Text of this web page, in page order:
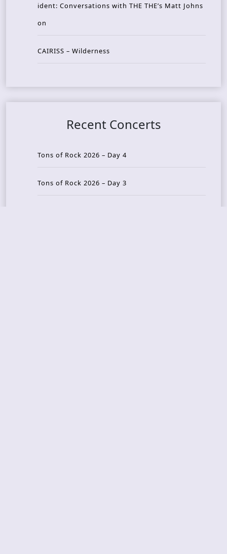
ident: Conversations with THE THE’s Matt Johns
on
CAIRISS – Wilderness
Recent Concerts
Tons of Rock 2026 – Day 4
Tons of Rock 2026 – Day 3